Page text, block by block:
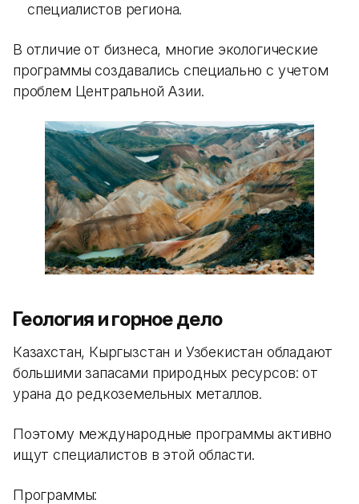
специалистов региона.
В отличие от бизнеса, многие экологические
программы создавались специально с учетом
проблем Центральной Азии.
Геология и горное дело
Казахстан, Кыргызстан и Узбекистан обладают
большими запасами природных ресурсов: от
урана до редкоземельных металлов.
Поэтому международные программы активно
ищут специалистов в этой области.
Программы: